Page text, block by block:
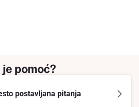
pomoć?
postavljana pitanja